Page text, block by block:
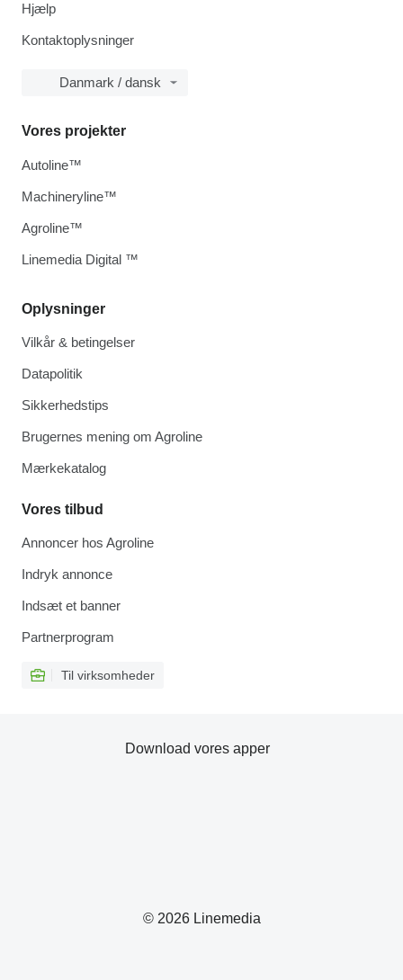
Hjælp
Kontaktoplysninger
Danmark / dansk
Oplysninger
Vilkår & betingelser
Datapolitik
Sikkerhedstips
Brugernes mening om Agroline
Mærkekatalog
Vores tilbud
Annoncer hos Agroline
Indryk annonce
Indsæt et banner
Partnerprogram
Til virksomheder
Vores projekter
Autoline™
Machineryline™
Agroline™
Linemedia Digital ™
© 2026 Linemedia
Download vores apper